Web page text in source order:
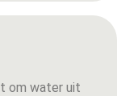
om water uit